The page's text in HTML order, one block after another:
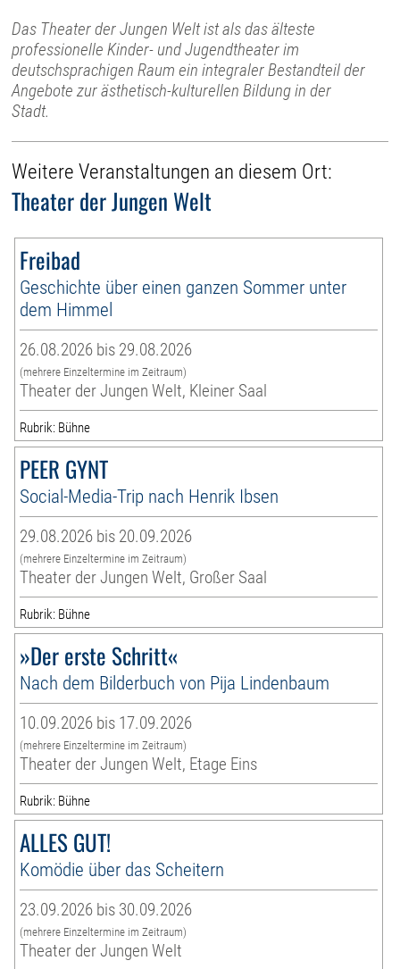
Das Theater der Jungen Welt ist als das älteste
professionelle Kinder- und Jugendtheater im
deutschsprachigen Raum ein integraler Bestandteil der
Angebote zur ästhetisch-kulturellen Bildung in der
Stadt.
Weitere Veranstaltungen an diesem Ort:
Theater der Jungen Welt
Freibad
Geschichte über einen ganzen Sommer unter
dem Himmel
26.08.2026 bis 29.08.2026
(mehrere Einzeltermine im Zeitraum)
Theater der Jungen Welt, Kleiner Saal
Rubrik: Bühne
PEER GYNT
Social-Media-Trip nach Henrik Ibsen
29.08.2026 bis 20.09.2026
(mehrere Einzeltermine im Zeitraum)
Theater der Jungen Welt, Großer Saal
Rubrik: Bühne
»Der erste Schritt«
Nach dem Bilderbuch von Pija Lindenbaum
10.09.2026 bis 17.09.2026
(mehrere Einzeltermine im Zeitraum)
Theater der Jungen Welt, Etage Eins
Rubrik: Bühne
ALLES GUT!
Komödie über das Scheitern
23.09.2026 bis 30.09.2026
(mehrere Einzeltermine im Zeitraum)
Theater der Jungen Welt